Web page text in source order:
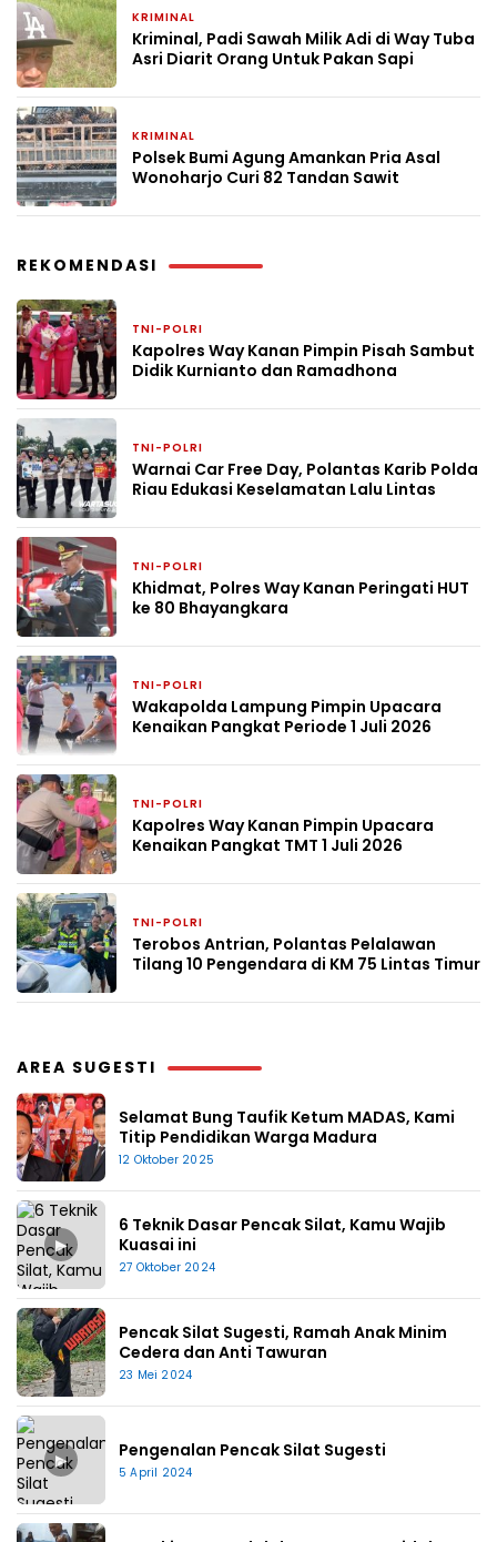
KRIMINAL
Kriminal, Padi Sawah Milik Adi di Way Tuba
Asri Diarit Orang Untuk Pakan Sapi
KRIMINAL
Polsek Bumi Agung Amankan Pria Asal
Wonoharjo Curi 82 Tandan Sawit
REKOMENDASI
TNI-POLRI
Kapolres Way Kanan Pimpin Pisah Sambut
Didik Kurnianto dan Ramadhona
TNI-POLRI
Warnai Car Free Day, Polantas Karib Polda
Riau Edukasi Keselamatan Lalu Lintas
TNI-POLRI
Khidmat, Polres Way Kanan Peringati HUT
ke 80 Bhayangkara
TNI-POLRI
Wakapolda Lampung Pimpin Upacara
Kenaikan Pangkat Periode 1 Juli 2026
TNI-POLRI
Kapolres Way Kanan Pimpin Upacara
Kenaikan Pangkat TMT 1 Juli 2026
TNI-POLRI
Terobos Antrian, Polantas Pelalawan
Tilang 10 Pengendara di KM 75 Lintas Timur
AREA SUGESTI
Selamat Bung Taufik Ketum MADAS, Kami
Titip Pendidikan Warga Madura
12 Oktober 2025
▶
6 Teknik Dasar Pencak Silat, Kamu Wajib
Kuasai ini
27 Oktober 2024
Pencak Silat Sugesti, Ramah Anak Minim
Cedera dan Anti Tawuran
23 Mei 2024
▶ Pengenalan Pencak Silat Sugesti
5 April 2024